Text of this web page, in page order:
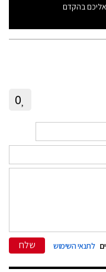
אליכם בהקדם
0
לתנאי השימוש שלח